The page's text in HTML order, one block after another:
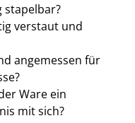
stapelbar?
verstaut und
angemessen für
Ware ein
mit sich?